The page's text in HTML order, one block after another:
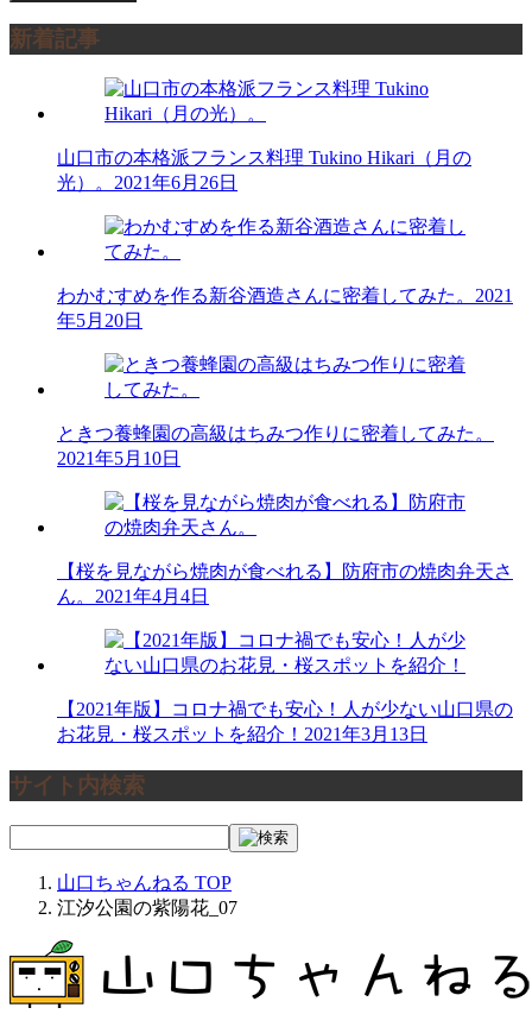
新着記事
山口市の本格派フランス料理 Tukino Hikari（月の
光）。 2021年6月26日
わかむすめを作る新谷酒造さんに密着してみた。 2021
年5月20日
ときつ養蜂園の高級はちみつ作りに密着してみた。
2021年5月10日
【桜を見ながら焼肉が食べれる】防府市の焼肉弁天さ
ん。 2021年4月4日
【2021年版】コロナ禍でも安心！人が少ない山口県の
お花見・桜スポットを紹介！ 2021年3月13日
サイト内検索
山口ちゃんねる TOP
江汐公園の紫陽花_07